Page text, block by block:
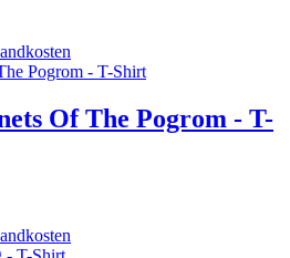
Of The Pogrom - T-